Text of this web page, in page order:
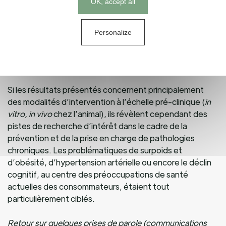
Au programme, de nombreuses sessions abordant les
principales thématiques de recherche en Nutrition Santé
prenant désormais davantage en compte les enjeux
Si les résultats présentés concernent principalement
des modalités d’intervention à l’échelle pré-clinique (in
vitro, in vivochez l’animal), ils révèlent cependant des
pistes de recherche d’intérêt dans le cadre de la
prévention et de la prise en charge de pathologies
chroniques. Les problématiques de surpoids et
d’obésité, d’hypertension artérielle ou encore le déclin
cognitif, au centre des préoccupations de santé
actuelles des consommateurs, étaient tout
particulièrement ciblés.
Retour sur quelques prises de parole (communications
Personalize